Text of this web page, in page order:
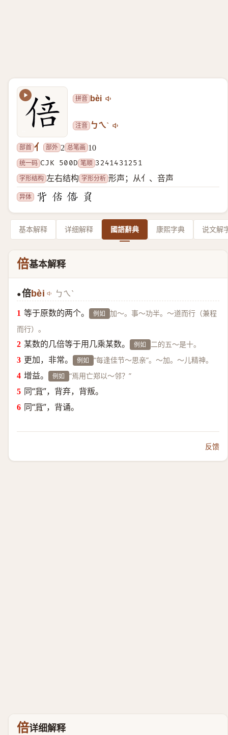
拼音 bèi
注音 ㄅㄟˋ
部首 亻 部外 2 总笔画 10
统一码 CJK 500D 笔顺 3241431251
字形结构 左右结构 字形分析 形声；从亻、咅声
异体
基本解释 详细解释 國語辭典 康熙字典 说文解
倍基本解释
●倍bèi ㄅㄟˋ
等于原数的两个。 例如 加～。事～功半。～道而行（兼程
而行）。
某数的几倍等于用几乘某数。 例如 二的五～是十。
更加，非常。 例如 “每逢佳节～思亲”。～加。～儿精神。
增益。 例如 “焉用亡郑以～邻？”
同“背”，背弃，背叛。
同“背”，背诵。
反馈
倍详细解释